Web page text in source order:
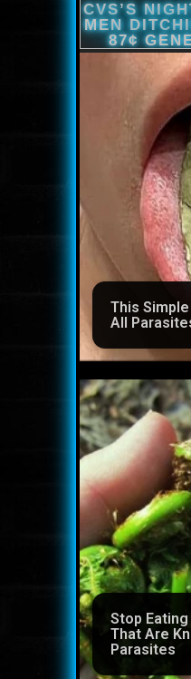
This
All
Stop
That Are
Parasites